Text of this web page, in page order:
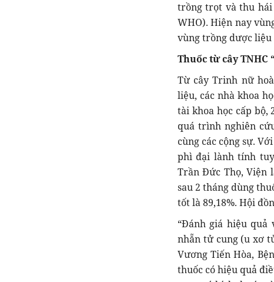
trồng trọt và thu hái
WHO). Hiện nay
vùng trồng dược liệu
Thuốc từ cây
Từ cây Trinh nữ
liệu, các nhà khoa
tài khoa học cấp bộ,
quá trình nghiên
cùng các cộng sự.
phì đại lành tính
Trần Đức Thọ, Viện
sau 2 tháng dùng
tốt là 89,18%. Hội
“Đánh giá hiệu
nhẵn tử cung (u xơ
Vương Tiến Hòa,
thuốc có hiệu quả